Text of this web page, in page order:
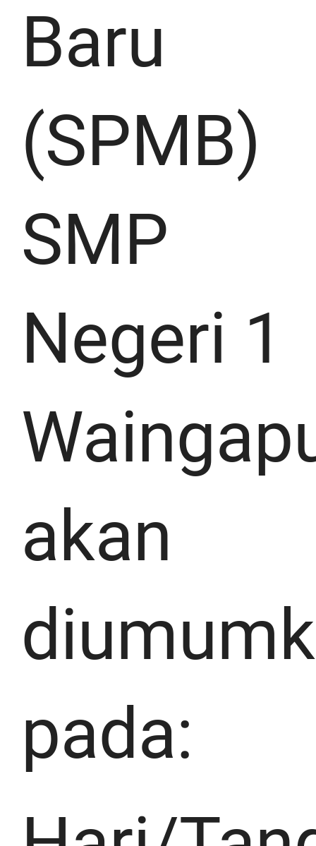
Baru
(SPMB)
SMP
Negeri 1
akan
pada: